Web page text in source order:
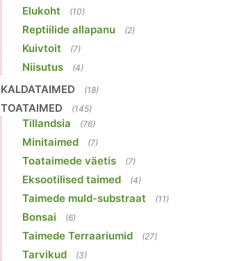
Elukoht (10)
Reptiilide allapanu (2)
Kuivtoit (7)
Niisutus (4)
KALDATAIMED (18)
TOATAIMED (145)
Tillandsia (76)
Minitaimed (7)
Toataimede väetis (7)
Eksootilised taimed (4)
Taimede muld-substraat (11)
Bonsai (6)
Taimede Terraariumid (27)
Tarvikud (3)